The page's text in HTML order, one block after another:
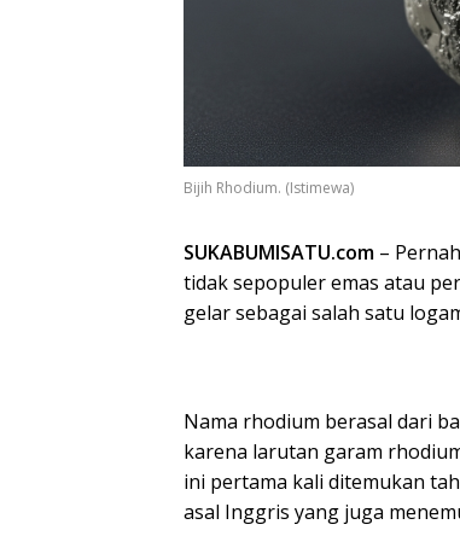
Bijih Rhodium. (Istimewa)
SUKABUMISATU.com –
tidak sepopuler emas atau
gelar sebagai salah satu
Nama rhodium berasal dari
karena larutan garam
ini pertama kali ditemukan
asal Inggris yang juga